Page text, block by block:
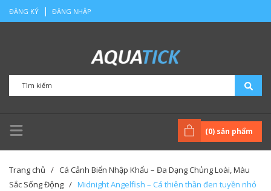
ĐĂNG KÝ | ĐĂNG NHẬP
(0) sản phẩm
Trang chủ / Cá Cảnh Biển Nhập Khẩu – Đa Dạng Chủng Loài, Màu
Sắc Sống Động / Midnight Angelfish – Cá thiên thần đen tuyền nhỏ